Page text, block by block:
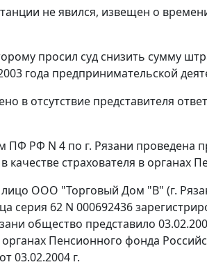
не явился, извещен о
просил суд снизить сумму
года предпринимательской
в отсутствие представителя
ПФ РФ N 4 по г. Рязани проведена
страхователя в органах
ООО "Торговый Дом "В" (г.
серия 62 N 000692436
общество представило
Пенсионного фонда
03.02.2004 г.